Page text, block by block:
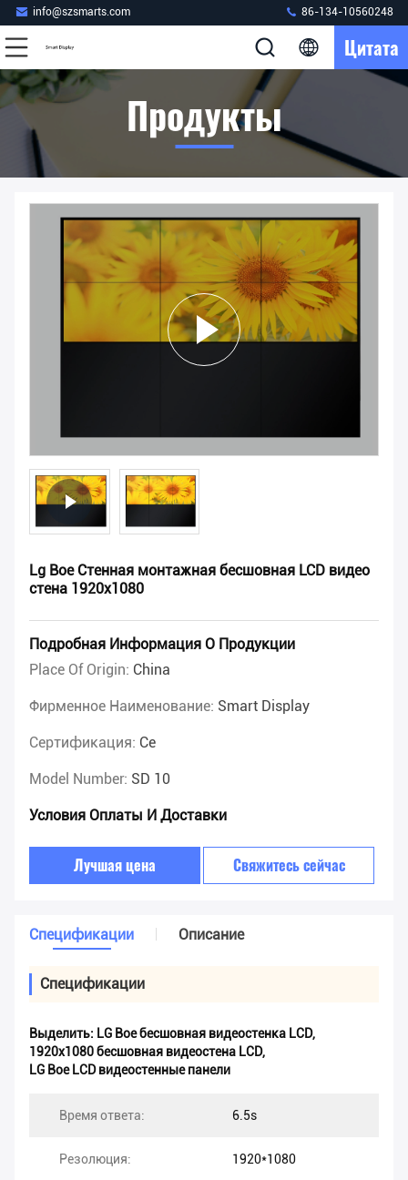
info@szsmarts.com 86-134-10560248
Цитата
Продукты
Lg Boe Стенная монтажная бесшовная LCD видео
стена 1920x1080
Подробная Информация О Продукции
Place Of Origin: China
Фирменное Наименование: Smart Display
Сертификация: Ce
Model Number: SD 10
Условия Оплаты И Доставки
Лучшая цена Свяжитесь сейчас
Спецификации Описание
Спецификации
Выделить: LG Boe бесшовная видеостенка LCD,
1920x1080 бесшовная видеостена LCD,
LG Boe LCD видеостенные панели
Время ответа: 6.5s
Резолюция: 1920*1080